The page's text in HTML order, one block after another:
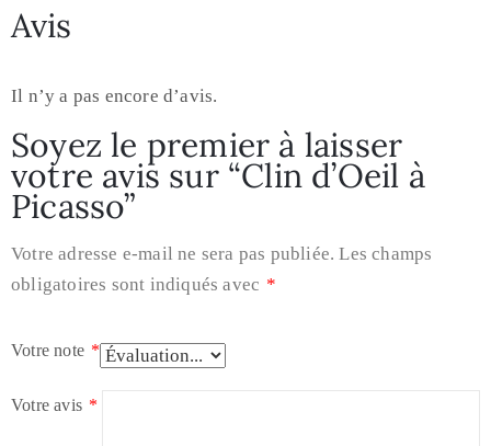
Avis
Il n’y a pas encore d’avis.
Soyez le premier à laisser
votre avis sur “Clin d’Oeil à
Picasso”
Votre adresse e-mail ne sera pas publiée. Les champs
obligatoires sont indiqués avec *
Votre note *
Votre avis *